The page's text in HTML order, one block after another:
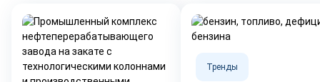
Тренды